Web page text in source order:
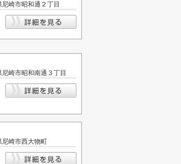
尼崎市昭和通２丁目
尼崎市昭和南通３丁目
尼崎市西大物町